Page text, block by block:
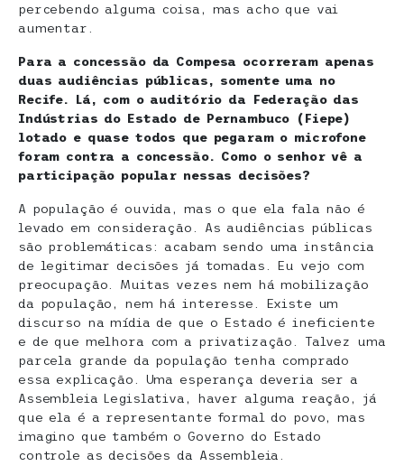
percebendo alguma coisa, mas acho que vai
aumentar.
Para a concessão da Compesa ocorreram apenas
duas audiências públicas, somente uma no
Recife. Lá, com o auditório da Federação das
Indústrias do Estado de Pernambuco (Fiepe)
lotado e quase todos que pegaram o microfone
foram contra a concessão. Como o senhor vê a
participação popular nessas decisões?
A população é ouvida, mas o que ela fala não é
levado em consideração. As audiências públicas
são problemáticas: acabam sendo uma instância
de legitimar decisões já tomadas. Eu vejo com
preocupação. Muitas vezes nem há mobilização
da população, nem há interesse. Existe um
discurso na mídia de que o Estado é ineficiente
e de que melhora com a privatização. Talvez uma
parcela grande da população tenha comprado
essa explicação. Uma esperança deveria ser a
Assembleia Legislativa, haver alguma reação, já
que ela é a representante formal do povo, mas
imagino que também o Governo do Estado
controle as decisões da Assembleia.